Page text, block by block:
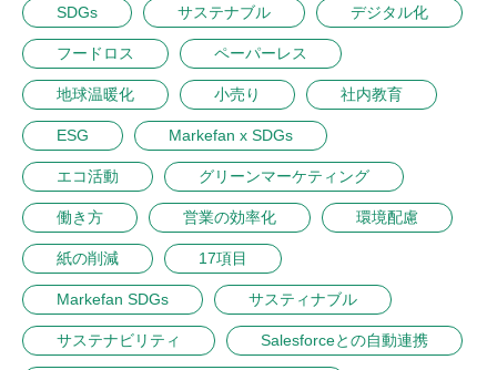
SDGs サステナブル デジタル化
フードロス ペーパーレス
地球温暖化 小売り 社内教育
ESG Markefan x SDGs
エコ活動 グリーンマーケティング
働き方 営業の効率化 環境配慮
紙の削減 17項目
Markefan SDGs サスティナブル
サステナビリティ Salesforceとの自動連携